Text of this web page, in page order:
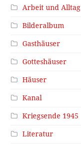
Arbeit und Alltag
Bilderalbum
Gasthäuser
Gotteshäuser
Häuser
Kanal
Kriegsende 1945
Literatur